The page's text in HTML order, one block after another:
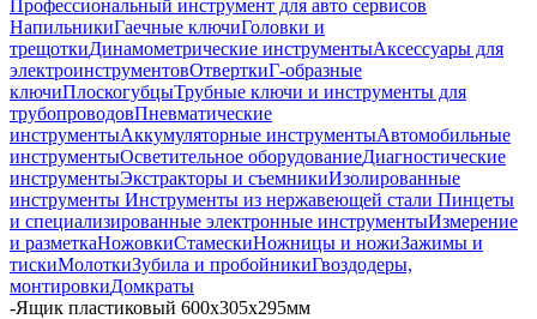
Профессиональный инструмент для авто сервисов
НапильникиГаечные ключиГоловки и
трещоткиДинамометрические инструментыАксессуары для
электроинструментовОтверткиГ-образные
ключиПлоскогубцыТрубные ключи и инструменты для
трубопроводовПневматические
инструментыАккумуляторные инструментыАвтомобильные
инструментыОсветительное оборудованиеДиагностические
инструментыЭкстракторы и съемникиИзолированные
инструменты Инструменты из нержавеющей стали Пинцеты
и специализированные электронные инструментыИзмерение
и разметкаНожовкиСтамескиНожницы и ножиЗажимы и
тискиМолоткиЗубила и пробойникиГвоздодеры,
монтировкиДомкраты
-Ящик пластиковый 600x305x295мм